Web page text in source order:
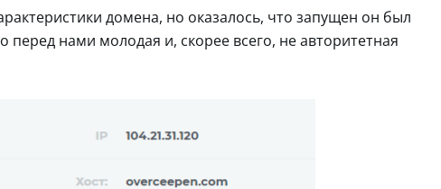
домена, но оказалось, что запущен он был
перед нами молодая и, скорее всего, не авторитетная